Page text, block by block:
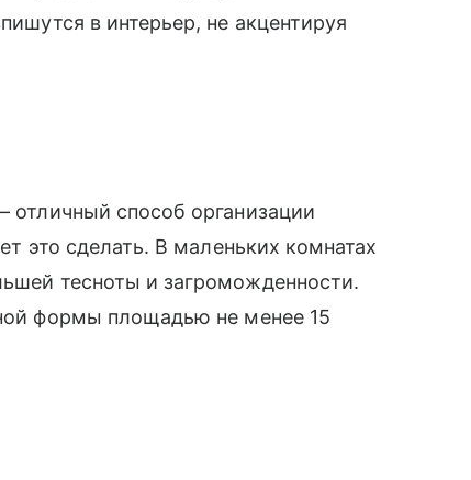
в интерьер, не акцентируя
способ организации
это сделать. В маленьких комнатах
тесноты и загроможденности.
формы площадью не менее 15